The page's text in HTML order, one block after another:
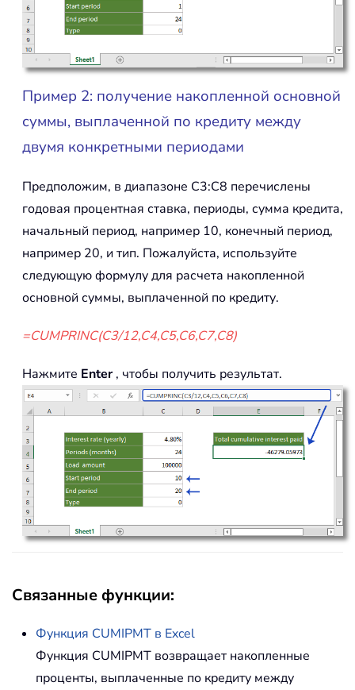
Пример 2: получение накопленной основной
суммы, выплаченной по кредиту между
двумя конкретными периодами
Предположим, в диапазоне C3:C8 перечислены
годовая процентная ставка, периоды, сумма кредита,
начальный период, например 10, конечный период,
например 20, и тип. Пожалуйста, используйте
следующую формулу для расчета накопленной
основной суммы, выплаченной по кредиту.
=CUMPRINC(C3/12,C4,C5,C6,C7,C8)
Нажмите Enter, чтобы получить результат.
Связанные функции:
Функция CUMIPMT в Excel
Функция CUMIPMT возвращает накопленные
проценты, выплаченные по кредиту между